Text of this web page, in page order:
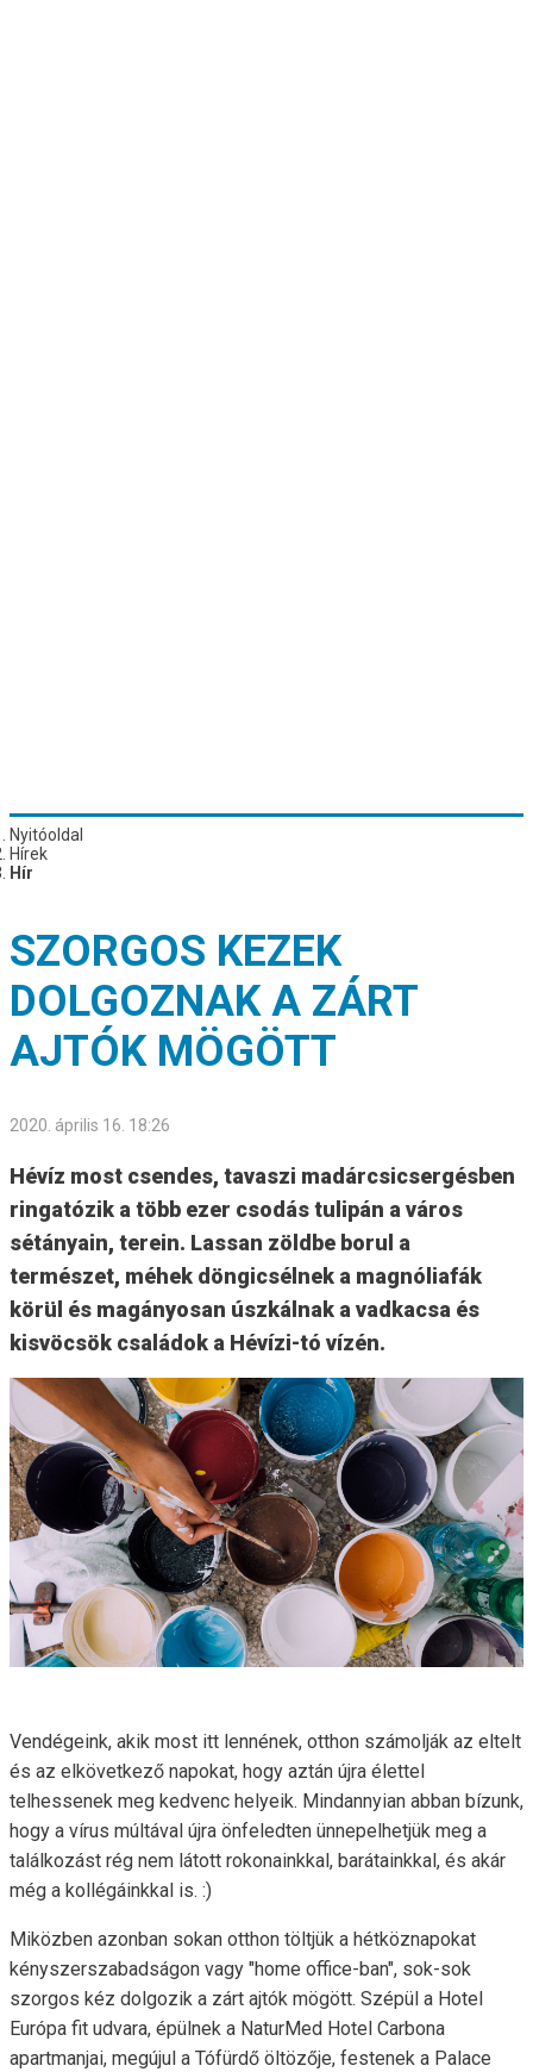
Nyitóoldal
Hírek
Hír
SZORGOS KEZEK
DOLGOZNAK A ZÁRT
AJTÓK MÖGÖTT
2020. április 16. 18:26
Hévíz most csendes, tavaszi madárcsicsergésben
ringatózik a több ezer csodás tulipán a város
sétányain, terein. Lassan zöldbe borul a
természet, méhek döngicsélnek a magnóliafák
körül és magányosan úszkálnak a vadkacsa és
kisvöcsök családok a Hévízi-tó vízén.
Vendégeink, akik most itt lennének, otthon számolják az eltelt
és az elkövetkező napokat, hogy aztán újra élettel
telhessenek meg kedvenc helyeik. Mindannyian abban bízunk,
hogy a vírus múltával újra önfeledten ünnepelhetjük meg a
találkozást rég nem látott rokonainkkal, barátainkkal, és akár
még a kollégáinkkal is. :)
Miközben azonban sokan otthon töltjük a hétköznapokat
kényszerszabadságon vagy "home office-ban", sok-sok
szorgos kéz dolgozik a zárt ajtók mögött. Szépül a Hotel
Európa fit udvara, épülnek a NaturMed Hotel Carbona
apartmanjai, megújul a Tófürdő öltözője, festenek a Palace